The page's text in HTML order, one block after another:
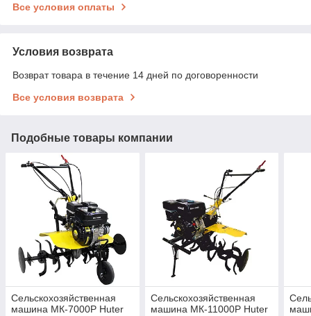
Все условия оплаты
Условия возврата
Возврат товара в течение 14 дней по договоренности
Все условия возврата
Подобные товары компании
Сельскохозяйственная
машина МК-7000P Huter
Сельскохозяйственная
машина МК-11000P Huter